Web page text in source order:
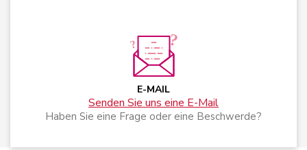
E-MAIL
Senden Sie uns eine E-Mail
Haben Sie eine Frage oder eine Beschwerde?